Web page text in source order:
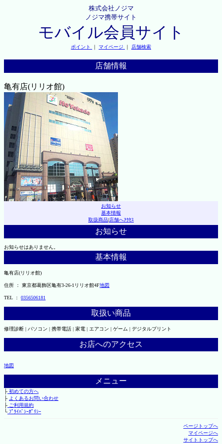
株式会社ノジマ
ノジマ携帯サイト
モバイル会員サイト
ポイント ｜ マイページ ｜ 店舗検索
店舗情報
亀有店(リリオ館)
お知らせ
基本情報
取扱商品|店舗へｱｸｾｽ
お知らせ
お知らせはありません。
基本情報
亀有店(リリオ館)
住所 ： 東京都葛飾区亀有3-26-1リリオ館4F地図
TEL ： 0356506181
取扱い商品
修理診断 | パソコン | 携帯電話 | 家電 | エアコン | ゲーム | デジタルプリント
お店へのアクセス
地図
メニュー
├初めての方へ
├ よくあるお問い合わせ
├ご利用規約
└ﾌﾟﾗｲﾊﾞｼｰﾎﾟﾘｼｰ
ページトップへ
マイページへ
サイトトップへ